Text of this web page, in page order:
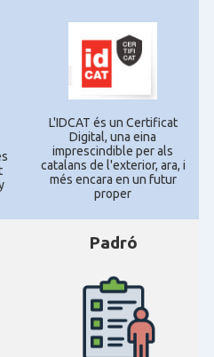
L'IDCAT és un Certificat
Digital, una eina
imprescindible per als
catalans de l'exterior, ara, i
més encara en un futur
proper
Padró